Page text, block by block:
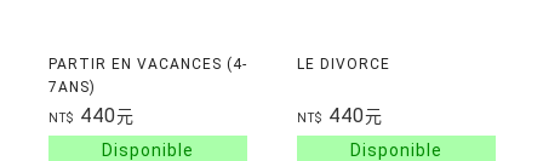
PARTIR EN VACANCES (4-
7ANS)
NT$ 440元
LE DIVORCE
NT$ 440元